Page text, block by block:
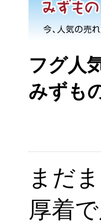
フグ人
みずも
まだ
厚着